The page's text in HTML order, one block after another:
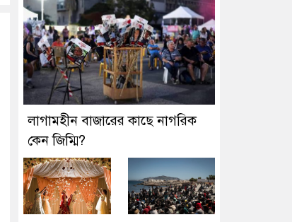
লাগামহীন বাজারের কাছে নাগরিক
কেন জিম্মি?